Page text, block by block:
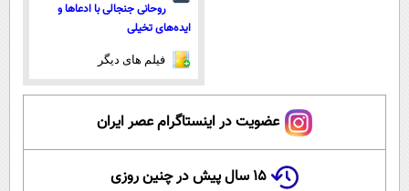
روحانی جنجالی با ادعاها و
ایده‌های تخیلی
فیلم های دیگر
عضویت در اینستاگرام عصر ایران
۱۵ سال پیش در چنین روزی